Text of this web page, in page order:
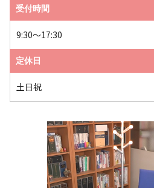
受付時間
9:30～17:30
定休日
土日祝